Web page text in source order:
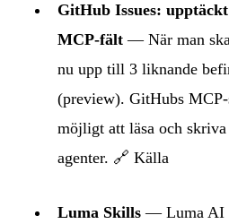
GitHub Issues:
MCP-fält — När man
nu upp till 3 liknande
(preview). GitHubs
möjligt att läsa och
agenter. 🔗 Källa
Luma Skills — Luma AI